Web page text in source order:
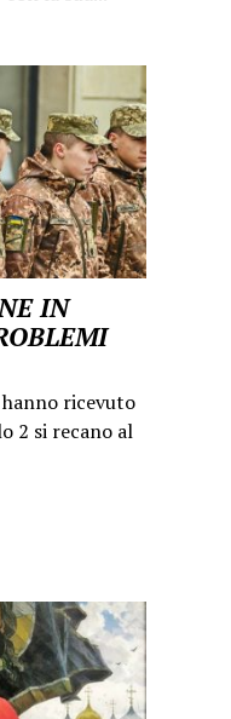
IN
hanno ricevuto
2 si recano al